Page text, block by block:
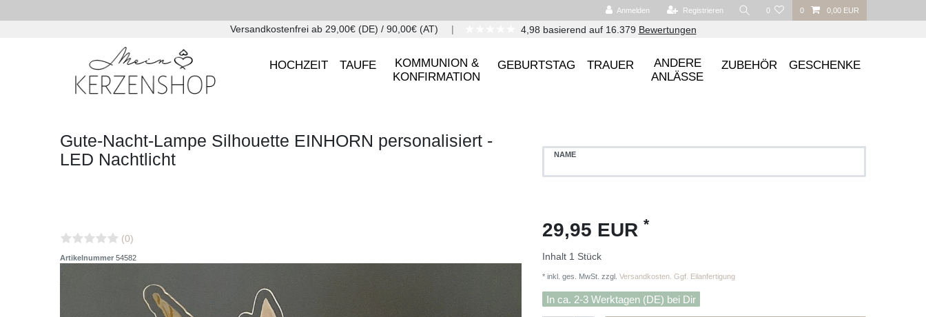
Anmelden Registrieren 0 0 0,00 EUR
Versandkostenfrei ab 29,00€ (DE) / 90,00€ (AT) 4,98 basierend auf 16.379 Bewertungen
HOCHZEIT TAUFE
KOMMUNION &
KONFIRMATION
GEBURTSTAG TRAUER
ANDERE
ANLÄSSE
ZUBEHÖR GESCHENKE
Gute-Nacht-Lampe Silhouette EINHORN personalisiert -
LED Nachtlicht
(0)
Artikelnummer 54582
NAME
29,95 EUR *
Inhalt 1 Stück
* inkl. ges. MwSt. zzgl. Versandkosten. Ggf. Eilanfertigung
In ca. 2-3 Werktagen (DE) bei Dir